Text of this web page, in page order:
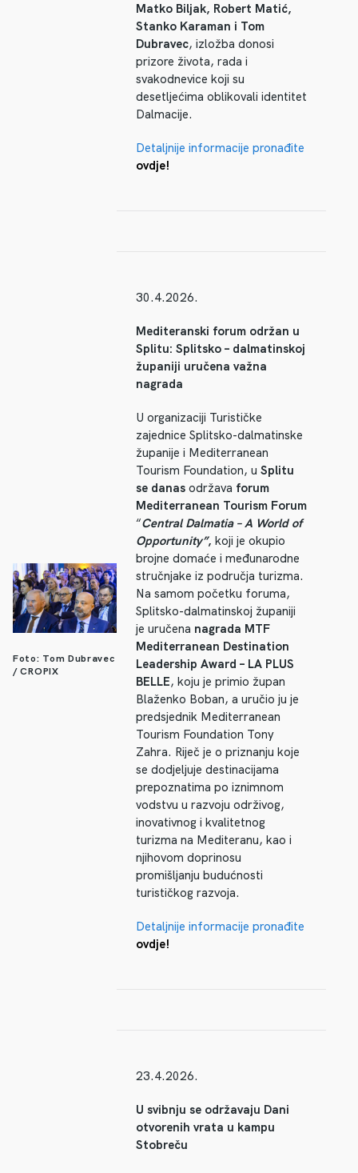
Matko Biljak, Robert Matić,
Stanko Karaman i Tom
Dubravec, izložba donosi
prizore života, rada i
svakodnevice koji su
desetljećima oblikovali identitet
Dalmacije.
Detaljnije informacije pronađite
ovdje!
Foto: Tom Dubravec
/ CROPIX
30.4.2026.
Mediteranski forum održan u
Splitu: Splitsko – dalmatinskoj
županiji uručena važna
nagrada
U organizaciji Turističke
zajednice Splitsko-dalmatinske
županije i Mediterranean
Tourism Foundation, u Splitu
se danasodržava forum
Mediterranean Tourism Forum
“Central Dalmatia – A World of
Opportunity”, koji je okupio
brojne domaće i međunarodne
stručnjake iz područja turizma.
Na samom početku foruma,
Splitsko-dalmatinskoj županiji
je uručena nagrada MTF
Mediterranean Destination
Leadership Award – LA PLUS
BELLE, koju je primio župan
Blaženko Boban, a uručio ju je
predsjednik Mediterranean
Tourism Foundation Tony
Zahra. Riječ je o priznanju koje
se dodjeljuje destinacijama
prepoznatima po iznimnom
vodstvu u razvoju održivog,
inovativnog i kvalitetnog
turizma na Mediteranu, kao i
njihovom doprinosu
promišljanju budućnosti
turističkog razvoja.
Detaljnije informacije pronađite
ovdje!
23.4.2026.
U svibnju se održavaju Dani
otvorenih vrata u kampu
Stobreču